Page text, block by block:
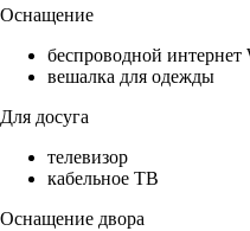
Оснащение
беспроводной интернет
вешалка для одежды
Для досуга
телевизор
кабельное ТВ
Оснащение двора